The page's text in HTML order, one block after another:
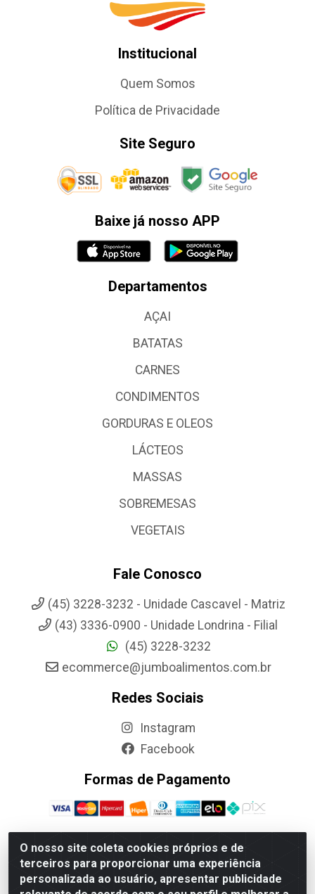
O nosso site coleta cookies próprios e de
terceiros para proporcionar uma experiência
personalizada ao usuário, apresentar publicidade
Institucional
Quem Somos
Política de Privacidade
Site Seguro
Baixe já nosso APP
Departamentos
AÇAI
BATATAS
CARNES
CONDIMENTOS
GORDURAS E OLEOS
LÁCTEOS
MASSAS
SOBREMESAS
VEGETAIS
Fale Conosco
(45) 3228-3232 - Unidade Cascavel - Matriz
(43) 3336-0900 - Unidade Londrina - Filial
(45) 3228-3232
ecommerce@jumboalimentos.com.br
Redes Sociais
Instagram
Facebook
Formas de Pagamento
Jumbo Alimentos Cascavel - Matriz - Rua Itatiba Do Sul, 161 -
Santos Dumont, Cascavel-PR - CEP 85804-700- CNPJ